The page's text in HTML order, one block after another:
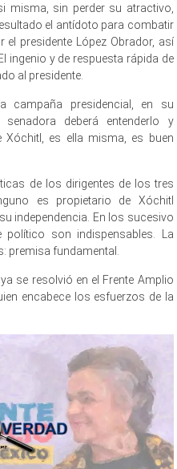
misma, sin perder su atractivo,
el antídoto para combatir
presidente López Obrador, así
ingenio y de respuesta rápida de
al presidente.
campaña presidencial, en su
deberá entenderlo y
Xóchitl, es ella misma, es buen
de los dirigentes de los tres
es propietario de Xóchitl
independencia. En los sucesivo
son indispensables. La
premisa fundamental.
se resolvió en el Frente Amplio
encabece los esfuerzos de la